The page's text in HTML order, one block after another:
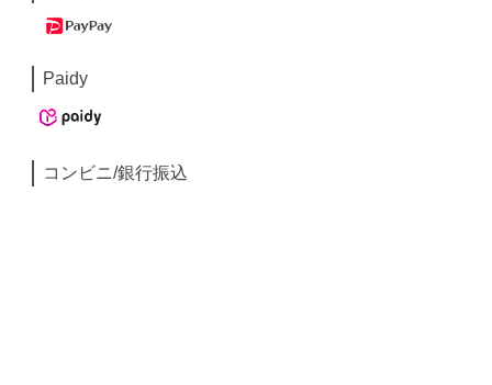
Paidy
コンビニ/銀行振込